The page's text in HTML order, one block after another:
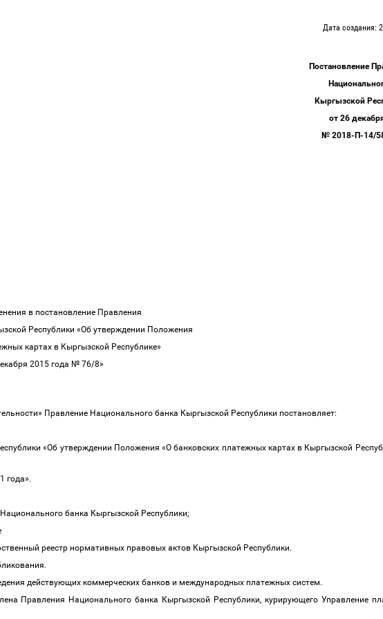
Дата создания:
Постановление
Кыргызской
от 26
№ 2018-П-14/
в постановление Правления
Республики «Об утверждении Положения
картах в Кыргызской Республике»
2015 года № 76/8»
Правление Национального банка Кыргызской Республики постановляет:
«Об утверждении Положения «О банковских платежных картах в Кыргызской
года».
банка Кыргызской Республики;
реестр нормативных правовых актов Кыргызской Республики.
действующих коммерческих банков и международных платежных систем.
Правления Национального банка Кыргызской Республики, курирующего Управление